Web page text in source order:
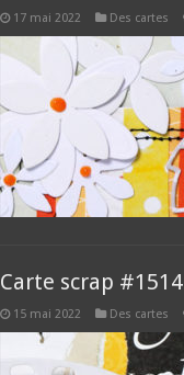
17 mai 2022 Des cartes
Carte scrap #1514
15 mai 2022 Des cartes